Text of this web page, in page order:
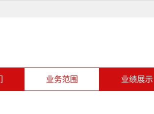
业务范围 业绩展示